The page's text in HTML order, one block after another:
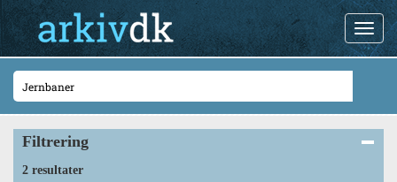
Filtrering
2 resultater